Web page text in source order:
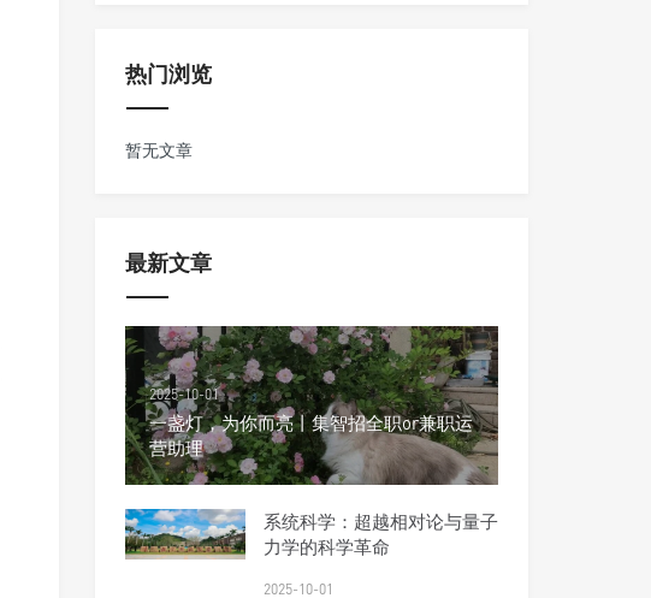
热门浏览
暂无文章
最新文章
2025-10-01
一盏灯，为你而亮丨集智招全职or兼职运
营助理
系统科学：超越相对论与量子
力学的科学革命
2025-10-01